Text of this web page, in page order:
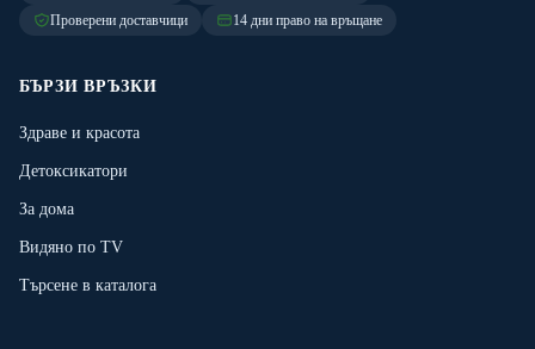
Проверени доставчици
14 дни право на връщане
БЪРЗИ ВРЪЗКИ
Здраве и красота
Детоксикатори
За дома
Видяно по TV
Търсене в каталога